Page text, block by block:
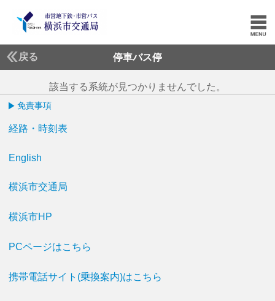
戻る 停車バス停
該当する系統が見つかりませんでした。
免責事項
経路・時刻表
English
横浜市交通局
横浜市HP
PCページはこちら
携帯電話サイト(乗換案内)はこちら